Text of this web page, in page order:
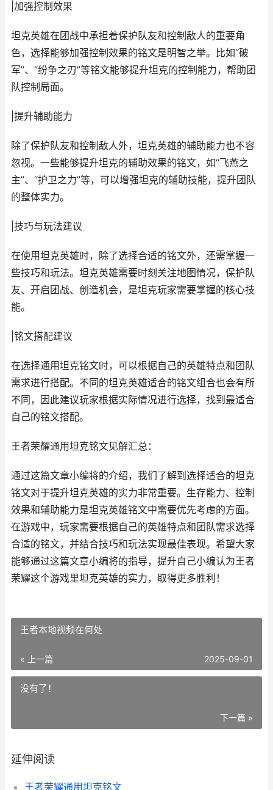
|加强控制效果
坦克英雄在团战中承担着保护队友和控制敌人的重要角
色，选择能够加强控制效果的铭文是明智之举。比如“破
军”、“纷争之刃”等铭文能够提升坦克的控制能力，帮助团
队控制局面。
|提升辅助能力
除了保护队友和控制敌人外，坦克英雄的辅助能力也不容
忽视。一些能够提升坦克的辅助效果的铭文，如“飞燕之
主”、“护卫之力”等，可以增强坦克的辅助技能，提升团队
的整体实力。
|技巧与玩法建议
在使用坦克英雄时，除了选择合适的铭文外，还需掌握一
些技巧和玩法。坦克英雄需要时刻关注地图情况，保护队
友、开启团战、创造机会，是坦克玩家需要掌握的核心技
能。
|铭文搭配建议
在选择通用坦克铭文时，可以根据自己的英雄特点和团队
需求进行搭配。不同的坦克英雄适合的铭文组合也会有所
不同，因此建议玩家根据实际情况进行选择，找到最适合
自己的铭文搭配。
王者荣耀通用坦克铭文见解汇总：
通过这篇文章小编将的介绍，我们了解到选择适合的坦克
铭文对于提升坦克英雄的实力非常重要。生存能力、控制
效果和辅助能力是坦克英雄铭文中需要优先考虑的方面。
在游戏中，玩家需要根据自己的英雄特点和团队需求选择
合适的铭文，并结合技巧和玩法实现最佳表现。希望大家
能够通过这篇文章小编将的指导，提升自己小编认为王者
荣耀这个游戏里坦克英雄的实力，取得更多胜利！
王者本地视频在何处
« 上一篇 2025-09-01
没有了！
下一篇 »
延伸阅读
王者荣耀通用坦克铭文